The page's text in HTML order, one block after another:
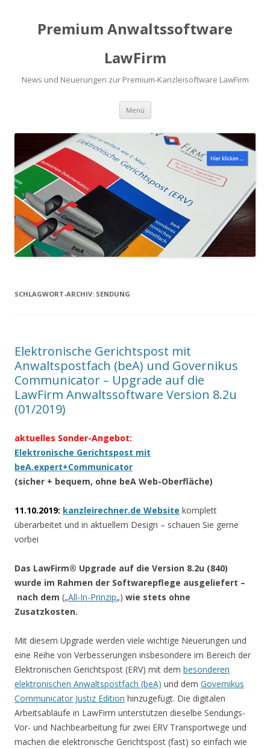
Premium Anwaltssoftware
LawFirm
News und Neuerungen zur Premium-Kanzleisoftware LawFirm
Menü
SCHLAGWORT-ARCHIV: SENDUNG
Elektronische Gerichtspost mit
Anwaltspostfach (beA) und Governikus
Communicator – Upgrade auf die
LawFirm Anwaltssoftware Version 8.2u
(01/2019)
aktuelles Sonder-Angebot:
Elektronische Gerichtspost mit
beA.expert+Communicator
(sicher + bequem, ohne beA Web-Oberfläche)
11.10.2019: kanzleirechner.de Website komplett
überarbeitet und in aktuellem Design – schauen Sie gerne
vorbei
Das LawFirm® Upgrade auf die Version 8.2u (840)
wurde im Rahmen der Softwarepflege ausgeliefert –
nach dem („All-In-Prinzip„) wie stets ohne
Zusatzkosten.
Mit diesem Upgrade werden viele wichtige Neuerungen und
eine Reihe von Verbesserungen insbesondere im Bereich der
Elektronischen Gerichtspost (ERV) mit dem besonderen
elektronischen Anwaltspostfach (beA) und dem Governikus
Communicator Justiz Edition hinzugefügt. Die digitalen
Arbeitsabläufe in LawFirm unterstützen dieselbe Sendungs-
Vor- und Nachbearbeitung für zwei ERV Transportwege und
machen die elektronische Gerichtspost (fast) so einfach wie